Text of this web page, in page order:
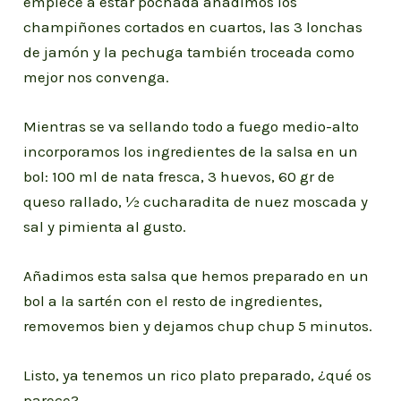
champiñones cortados en cuartos, las 3 lonchas
de jamón y la pechuga también troceada como
mejor nos convenga.
Mientras se va sellando todo a fuego medio-alto
incorporamos los ingredientes de la salsa en un
bol: 100 ml de nata fresca, 3 huevos, 60 gr de
queso rallado, ½ cucharadita de nuez moscada y
sal y pimienta al gusto.
Añadimos esta salsa que hemos preparado en un
bol a la sartén con el resto de ingredientes,
removemos bien y dejamos chup chup 5 minutos.
Listo, ya tenemos un rico plato preparado, ¿qué os